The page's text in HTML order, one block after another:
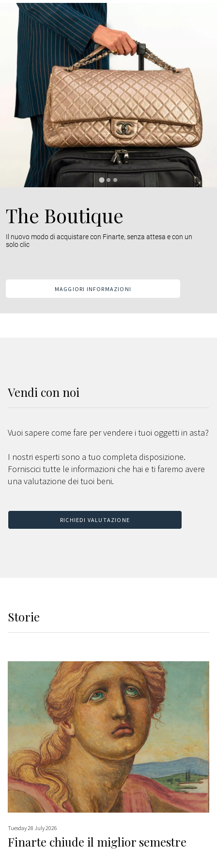
The Boutique
Il nuovo modo di acquistare con Finarte, senza attesa e con un
solo clic
MAGGIORI INFORMAZIONI
MAGGIORI INFORMAZIONI
MAGGIORI INFORMAZIONI
Vendi con noi
Vuoi sapere come fare per vendere i tuoi oggetti in asta?
I nostri esperti sono a tuo completa disposizione.
Forniscici tutte le informazioni che hai e ti faremo avere
una valutazione dei tuoi beni.
RICHIEDI VALUTAZIONE
Storie
Tuesday 28 July 2026
Finarte chiude il miglior semestre